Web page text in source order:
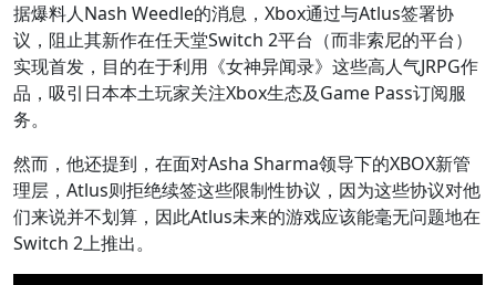
据爆料人Nash Weedle的消息，Xbox通过与Atlus签署协
议，阻止其新作在任天堂Switch 2平台（而非索尼的平台）
实现首发，目的在于利用《女神异闻录》这些高人气JRPG作
品，吸引日本本土玩家关注Xbox生态及Game Pass订阅服
务。
然而，他还提到，在面对Asha Sharma领导下的XBOX新管
理层，Atlus则拒绝续签这些限制性协议，因为这些协议对他
们来说并不划算，因此Atlus未来的游戏应该能毫无问题地在
Switch 2上推出。